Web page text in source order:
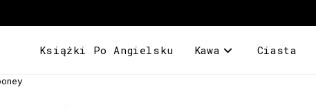
Książki Po Angielsku Kawa Ciasta